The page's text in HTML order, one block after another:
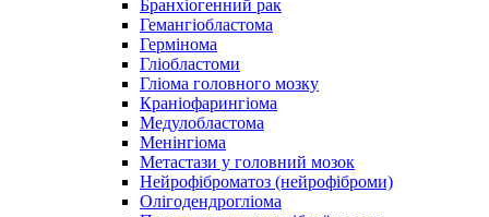
Бранхіогенний рак
Гемангіобластома
Гермінома
Гліобластоми
Гліома головного мозку
Краніофарингіома
Медулобластома
Менінгіома
Метастази у головний мозок
Нейрофіброматоз (нейрофіброми)
Олігодендрогліома